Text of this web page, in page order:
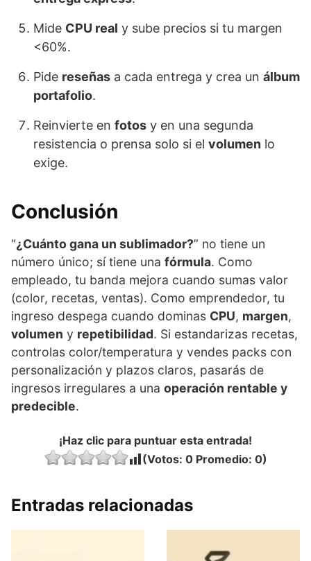
Mide CPU real y sube precios si tu margen
<60%.
Pide reseñas a cada entrega y crea un álbum
portafolio.
Reinvierte en fotos y en una segunda
resistencia o prensa solo si el volumen lo
exige.
Conclusión
“¿Cuánto gana un sublimador?” no tiene un
número único; sí tiene una fórmula. Como
empleado, tu banda mejora cuando sumas valor
(color, recetas, ventas). Como emprendedor, tu
ingreso despega cuando dominas CPU, margen,
volumen y repetibilidad. Si estandarizas recetas,
controlas color/temperatura y vendes packs con
personalización y plazos claros, pasarás de
ingresos irregulares a una operación rentable y
predecible.
¡Haz clic para puntuar esta entrada!
(Votos: 0Promedio: 0)
Entradas relacionadas